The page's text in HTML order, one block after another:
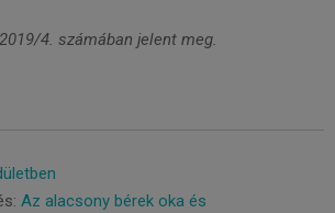
4. számában jelent meg.
Az alacsony bérek oka és